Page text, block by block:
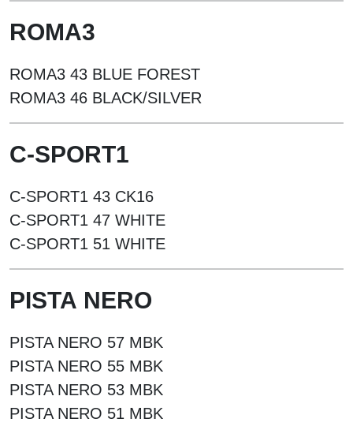
ROMA3
ROMA3 43 BLUE FOREST
ROMA3 46 BLACK/SILVER
C-SPORT1
C-SPORT1 43 CK16
C-SPORT1 47 WHITE
C-SPORT1 51 WHITE
PISTA NERO
PISTA NERO 57 MBK
PISTA NERO 55 MBK
PISTA NERO 53 MBK
PISTA NERO 51 MBK